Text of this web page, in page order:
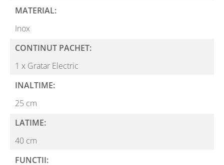
MATERIAL:
Inox
CONTINUT PACHET:
1 x Gratar Electric
INALTIME:
25 cm
LATIME:
40 cm
FUNCTII: